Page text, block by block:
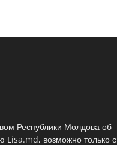
Республики Молдова об
Lisa.md, возможно только с